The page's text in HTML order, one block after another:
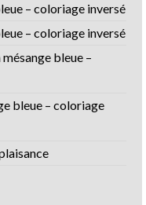
– coloriage inversé
– coloriage inversé
mésange bleue –
bleue – coloriage